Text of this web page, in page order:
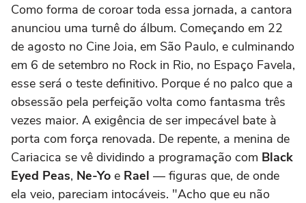
Como forma de coroar toda essa jornada, a cantora
anunciou uma turnê do álbum. Começando em 22
de agosto no Cine Joia, em São Paulo, e culminando
em 6 de setembro no Rock in Rio, no Espaço Favela,
esse será o teste definitivo. Porque é no palco que a
obsessão pela perfeição volta como fantasma três
vezes maior. A exigência de ser impecável bate à
porta com força renovada. De repente, a menina de
Cariacica se vê dividindo a programação com Black
Eyed Peas, Ne-Yo e Rael — figuras que, de onde
ela veio, pareciam intocáveis. "Acho que eu não